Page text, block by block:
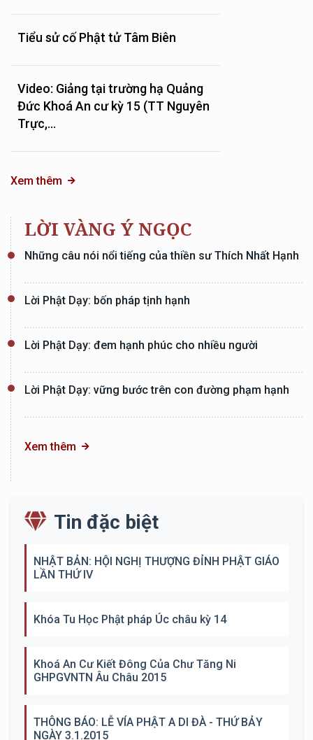
Tiểu sử cố Phật tử Tâm Biên
Video: Giảng tại trường hạ Quảng
Đức Khoá An cư kỳ 15 (TT Nguyên
Trực,...
Xem thêm
LỜI VÀNG Ý NGỌC
Những câu nói nổi tiếng của thiền sư Thích Nhất Hạnh
Lời Phật Dạy: bốn pháp tịnh hạnh
Lời Phật Dạy: đem hạnh phúc cho nhiều người
Lời Phật Dạy: vững bước trên con đường phạm hạnh
Xem thêm
Tin đặc biệt
NHẬT BẢN: HỘI NGHỊ THƯỢNG ĐỈNH PHẬT GIÁO
LẦN THỨ IV
Khóa Tu Học Phật pháp Úc châu kỳ 14
Khoá An Cư Kiết Đông Của Chư Tăng Ni
GHPGVNTN Âu Châu 2015
THÔNG BÁO: LỄ VÍA PHẬT A DI ĐÀ - THỨ BẢY
NGÀY 3.1.2015